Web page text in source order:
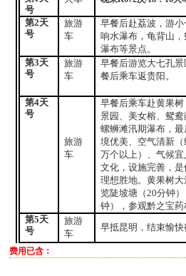
号
第2天
号
旅游
车
早餐后赴荔波，游小
响水瀑布，龟背山，
瀑布等景点。
第3天
号
旅游
车
早餐后游览大七孔景
餐后乘车返贵阳。
第4天
号
旅游
车
早餐后乘车赴黄果
景园、美女榕、鸳鸯
螺蛳滩汛期瀑布，
境优美、空气清新
万个以上）、气候
文化，设施完善，
理想胜地。黄果树
览陡坡塘（20分钟
钟），参观黔之宝药
第5天
号
旅游
车
早抵昆明，结束愉快
费用已含：